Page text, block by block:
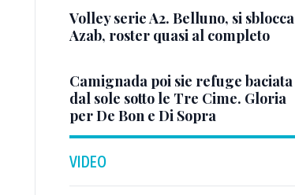
Volley serie A2. Belluno, si sblocca
Azab, roster quasi al completo
Camignada poi sie refuge baciata
dal sole sotto le Tre Cime. Gloria
per De Bon e Di Sopra
VIDEO